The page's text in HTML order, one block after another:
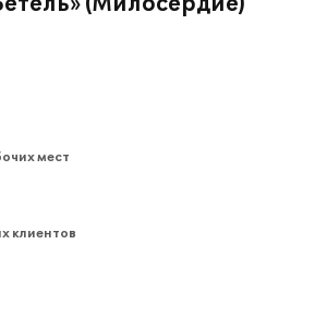
мест
клиентов